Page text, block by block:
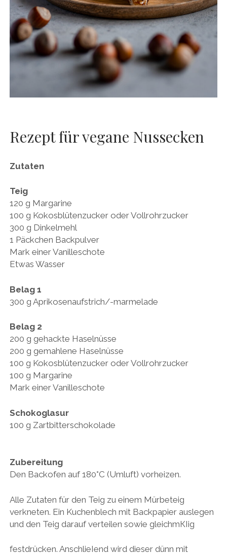
Rezept für vegane Nussecken
Zutaten
Teig
120 g Margarine
100 g Kokosblütenzucker oder Vollrohrzucker
300 g Dinkelmehl
1 Päckchen Backpulver
Mark einer Vanilleschote
Etwas Wasser
Belag 1
300 g Aprikosenaufstrich/-marmelade
Belag 2
200 g gehackte Haselnüsse
200 g gemahlene Haselnüsse
100 g Kokosblütenzucker oder Vollrohrzucker
100 g Margarine
Mark einer Vanilleschote
Schokoglasur
100 g Zartbitterschokolade
Zubereitung
Den Backofen auf 180°C (Umluft) vorheizen.
Alle Zutaten für den Teig zu einem Mürbeteig
verkneten. Ein Kuchenblech mit Backpapier auslegen
und den Teig darauf verteilen sowie gleichmКІig
festdrücken. AnschlieІend wird dieser dünn mit